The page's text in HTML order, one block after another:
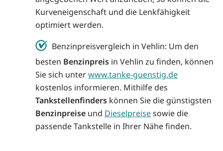
Kurveneigenschaft und die Lenkfähigkeit
optimiert werden.
Benzinpreisvergleich in Vehlin: Um den
besten Benzinpreis in Vehlin zu finden, können
Sie sich unterwww.tanke-guenstig.de
kostenlos informieren. Mithilfe des
Tankstellenfinders können Sie die günstigsten
Benzinpreise und Dieselpreisesowie die
passende Tankstelle in Ihrer Nähe finden.